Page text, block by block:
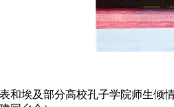
和埃及部分高校孔子学院师生倾